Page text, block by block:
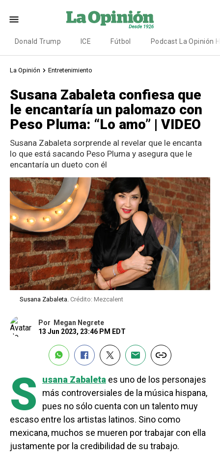
Donald Trump ICE Fútbol Podcast La Opinión
La Opinión Entretenimiento
Susana Zabaleta confiesa que
le encantaría un palomazo con
Peso Pluma: “Lo amo” | VIDEO
Susana Zabaleta sorprende al revelar que le encanta
lo que está sacando Peso Pluma y asegura que le
encantaría un dueto con él
Susana Zabaleta. Crédito: Mezcalent
Por
Megan Negrete
13 Jun 2023, 23:46 PM EDT
S usana Zabaleta es uno de los personajes
más controversiales de la música hispana,
pues no sólo cuenta con un talento muy
escaso entre los artistas latinos. Sino como
mexicana, muchos se mueren por trabajar con ella
justamente por la credibilidad de su trabajo.